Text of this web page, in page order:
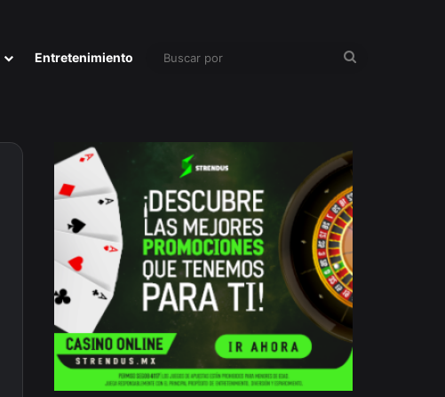
Entretenimiento